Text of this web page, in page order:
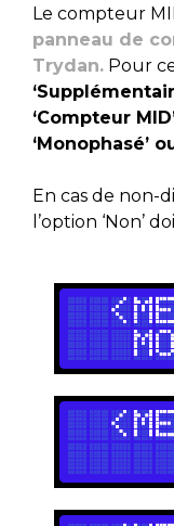
Le compteur
panneau de
Trydan. Pour
‘Compteur
‘Monophasé’
En cas de non-
l’option ‘Non’